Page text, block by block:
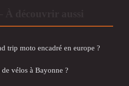
trip moto encadré en europe ?
vélos à Bayonne ?